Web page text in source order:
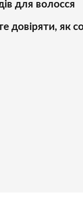
для волосся
довіряти, як